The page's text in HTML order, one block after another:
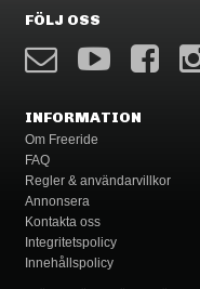
FÖLJ OSS
INFORMATION
Om Freeride
FAQ
Regler & användarvillkor
Annonsera
Kontakta oss
Integritetspolicy
Innehållspolicy